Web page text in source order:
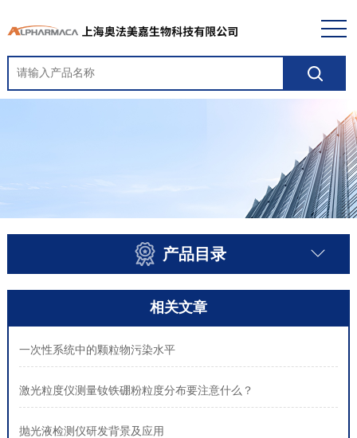
产品目录
相关文章
一次性系统中的颗粒物污染水平
激光粒度仪测量钕铁硼粉粒度分布要注意什么？
抛光液检测仪研发背景及应用